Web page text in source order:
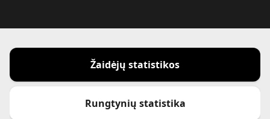
Žaidėjų statistikos
Rungtynių statistika